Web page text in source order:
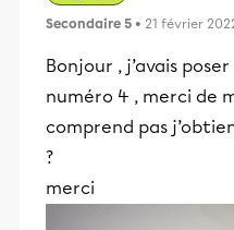
Secondaire 5 • 21 février
Bonjour , j’avais
numéro 4 , merci de
comprend pas
?
merci